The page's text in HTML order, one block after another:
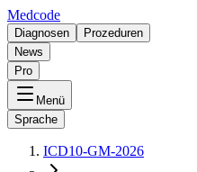
Medcode
Diagnosen
Prozeduren
News
Pro
Menü
Sprache
ICD10-GM-2026